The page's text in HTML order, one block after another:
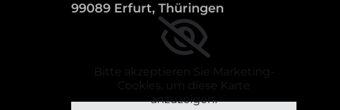
99089 Erfurt, Thüringen
Bitte akzeptieren Sie Marketing-
Cookies, um diese Karte
anzuzeigen.